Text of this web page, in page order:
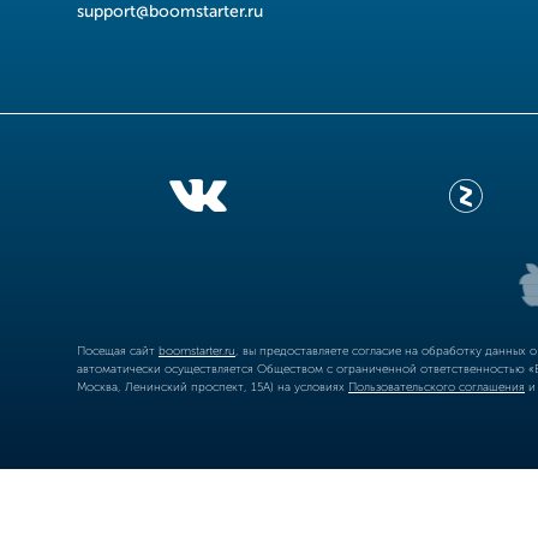
support@boomstarter.ru
Посещая сайт boomstarter.ru , вы предоставляете согласие на обработку
автоматически осуществляется Обществом с ограниченной
Москва, Ленинский проспект, 15А) на условиях Пользовательского соглашения и